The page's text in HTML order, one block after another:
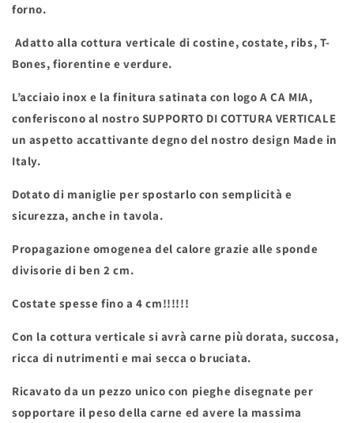
forno.
Adatto alla cottura verticale di costine, costate, ribs, T-
Bones, fiorentine e verdure.
L’acciaio inox e la finitura satinata con logo A CA MIA,
conferiscono al nostro SUPPORTO DI COTTURA VERTICALE
un aspetto accattivante degno del nostro design Made in
Italy.
Dotato di maniglie per spostarlo con semplicità e
sicurezza, anche in tavola.
Propagazione omogenea del calore grazie alle sponde
divisorie di ben 2 cm.
Costate spesse fino a 4 cm!!!!!!
Con la cottura verticale si avrà carne più dorata, succosa,
ricca di nutrimenti e mai secca o bruciata.
Ricavato da un pezzo unico con pieghe disegnate per
sopportare il peso della carne ed avere la massima